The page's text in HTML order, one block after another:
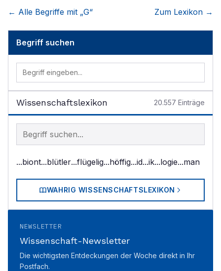
← Alle Begriffe mit „G“ Zum Lexikon →
Begriff suchen
Wissenschaftslexikon 20.557 Einträge
Begriff im Lexikon suchen
...biont...blütler...flügelig...höffig...id...ik...logie...man
WAHRIG WISSENSCHAFTSLEXIKON
NEWSLETTER
Wissenschaft-Newsletter
Die wichtigsten Entdeckungen der Woche direkt in Ihr
Postfach.